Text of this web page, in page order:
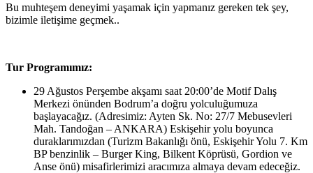
Bu muhteşem deneyimi yaşamak için yapmanız gereken tek şey,
bizimle iletişime geçmek..
Tur Programımız:
29 Ağustos Perşembe akşamı saat 20:00’de Motif Dalış
Merkezi önünden Bodrum’a doğru yolculuğumuza
başlayacağız. (Adresimiz: Ayten Sk. No: 27/7 Mebusevleri
Mah. Tandoğan – ANKARA) Eskişehir yolu boyunca
duraklarımızdan (Turizm Bakanlığı önü, Eskişehir Yolu 7. Km
BP benzinlik – Burger King, Bilkent Köprüsü, Gordion ve
Anse önü) misafirlerimizi aracımıza almaya devam edeceğiz.